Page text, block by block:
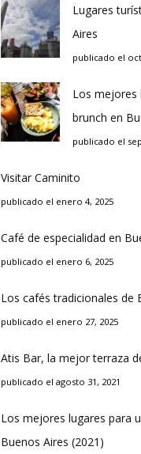
Lugares
Aires
publicado el
Los mejores
brunch en
publicado el
Visitar Caminito
publicado el enero 4, 2025
Café de especialidad en
publicado el enero 6, 2025
Los cafés tradicionales de
publicado el enero 27, 2025
Atis Bar, la mejor terraza
publicado el agosto 31, 2021
Los mejores lugares para
Buenos Aires (2021)